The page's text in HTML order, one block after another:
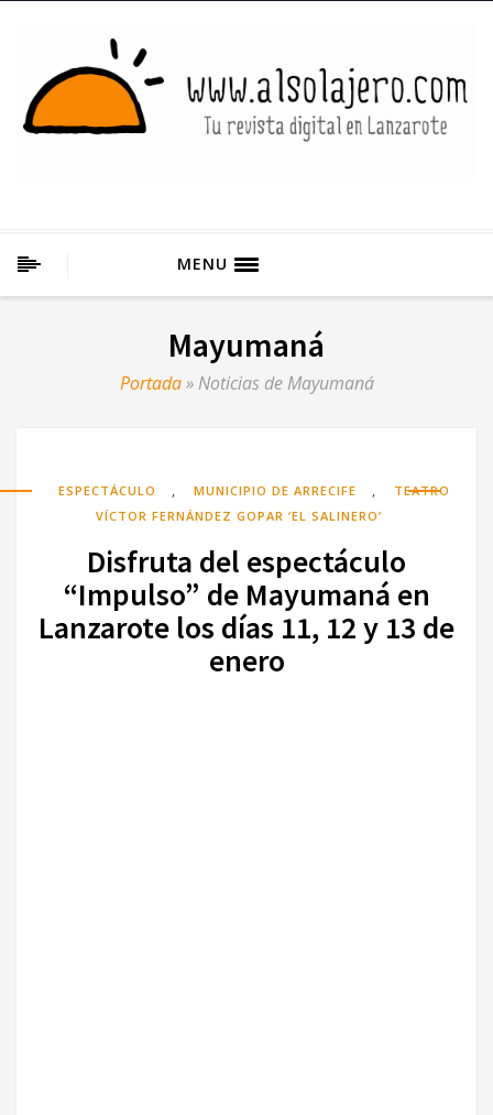
MENU
Mayumaná
Portada» Noticias de Mayumaná
ESPECTÁCULO , MUNICIPIO DE ARRECIFE ,
TEATRO
VÍCTOR FERNÁNDEZ GOPAR ‘EL SALINERO’
Disfruta del espectáculo
“Impulso” de Mayumaná en
Lanzarote los días 11, 12 y 13 de
enero